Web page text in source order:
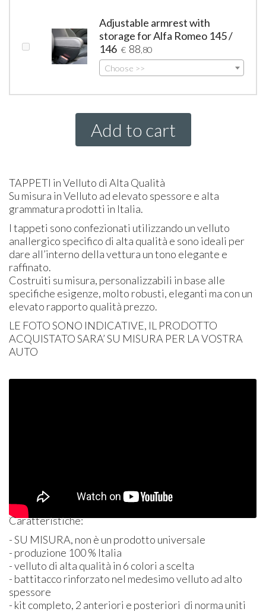
Adjustable armrest with
storage for Alfa Romeo 145 /
146 € 88 ,80
Choose >>
Add to cart
TAPPETI in Velluto di Alta Qualità
Su misura in Velluto ad elevato spessore e alta
grammatura prodotti in Italia.
I tappeti sono confezionati utilizzando un velluto
anallergico specifico di alta qualità e sono ideali per
dare all’interno della vettura un tono elegante e
raffinato.
Costruiti su misura, personalizzabili in base alle
specifiche esigenze, molto robusti, eleganti ma con un
elevato rapporto qualità prezzo.
LE FOTOSONO INDICATIVE, IL PRODOTTO
ACQUISTATOSARA’ SU MISURA PER LAVOSTRA
AUTO
Caratteristiche:
- SU MISURA, non è un prodotto universale
- produzione 100 % Italia
- velluto di alta qualità in 6 colori a scelta
- battitacco rinforzato nel medesimo velluto ad alto
spessore
- kit completo, 2 anteriori e posteriori di norma uniti